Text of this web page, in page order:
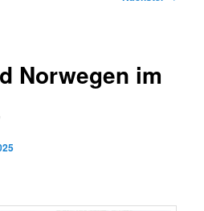
Norwegen im